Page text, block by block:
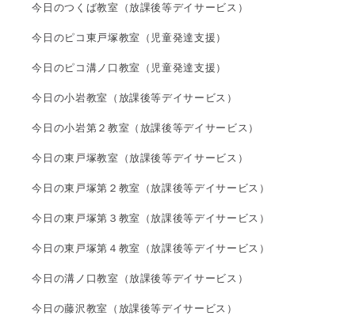
今日のつくば教室（放課後等デイサービス）
今日のピコ東戸塚教室（児童発達支援）
今日のピコ溝ノ口教室（児童発達支援）
今日の小岩教室（放課後等デイサービス）
今日の小岩第２教室（放課後等デイサービス）
今日の東戸塚教室（放課後等デイサービス）
今日の東戸塚第２教室（放課後等デイサービス）
今日の東戸塚第３教室（放課後等デイサービス）
今日の東戸塚第４教室（放課後等デイサービス）
今日の溝ノ口教室（放課後等デイサービス）
今日の藤沢教室（放課後等デイサービス）